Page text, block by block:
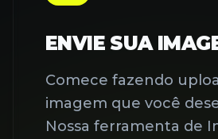
ENVIE SUA
Comece fazendo
imagem que você
Nossa ferramenta de